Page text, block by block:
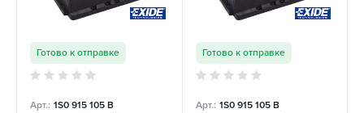
Готово к отправке
Арт.: 1S0 915 105 B
Готово к отправке
Арт.: 1S0 915 105 B